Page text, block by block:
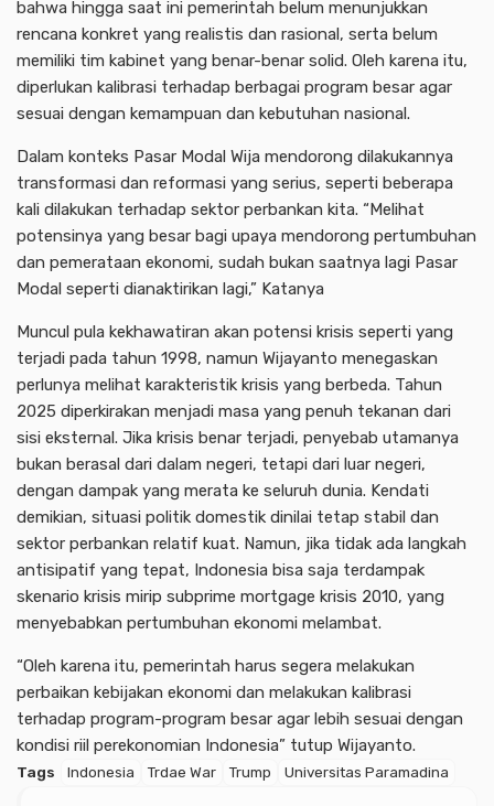
bahwa hingga saat ini pemerintah belum menunjukkan
rencana konkret yang realistis dan rasional, serta belum
memiliki tim kabinet yang benar-benar solid. Oleh karena itu,
diperlukan kalibrasi terhadap berbagai program besar agar
sesuai dengan kemampuan dan kebutuhan nasional.
Dalam konteks Pasar Modal Wija mendorong dilakukannya
transformasi dan reformasi yang serius, seperti beberapa
kali dilakukan terhadap sektor perbankan kita. “Melihat
potensinya yang besar bagi upaya mendorong pertumbuhan
dan pemerataan ekonomi, sudah bukan saatnya lagi Pasar
Modal seperti dianaktirikan lagi,” Katanya
Muncul pula kekhawatiran akan potensi krisis seperti yang
terjadi pada tahun 1998, namun Wijayanto menegaskan
perlunya melihat karakteristik krisis yang berbeda. Tahun
2025 diperkirakan menjadi masa yang penuh tekanan dari
sisi eksternal. Jika krisis benar terjadi, penyebab utamanya
bukan berasal dari dalam negeri, tetapi dari luar negeri,
dengan dampak yang merata ke seluruh dunia. Kendati
demikian, situasi politik domestik dinilai tetap stabil dan
sektor perbankan relatif kuat. Namun, jika tidak ada langkah
antisipatif yang tepat, Indonesia bisa saja terdampak
skenario krisis mirip subprime mortgage krisis 2010, yang
menyebabkan pertumbuhan ekonomi melambat.
“Oleh karena itu, pemerintah harus segera melakukan
perbaikan kebijakan ekonomi dan melakukan kalibrasi
terhadap program-program besar agar lebih sesuai dengan
kondisi riil perekonomian Indonesia” tutup Wijayanto.
Tags Indonesia Trdae War Trump Universitas Paramadina